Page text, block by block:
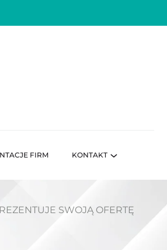
FIRM KONTAKT
SWOJĄ OFERTĘ